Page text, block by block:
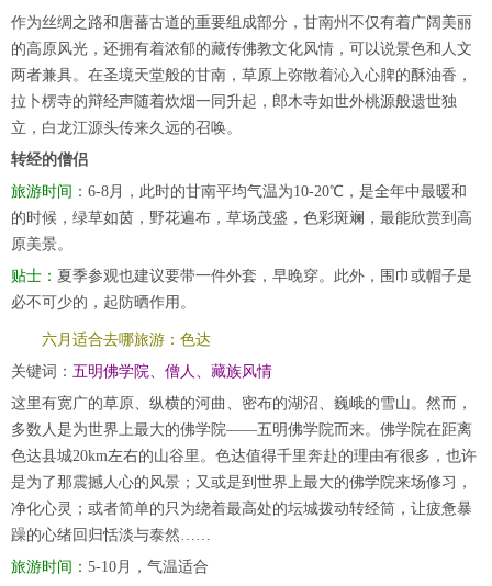
作为丝绸之路和唐蕃古道的重要组成部分，甘南州不仅有着广阔美丽
的高原风光，还拥有着浓郁的藏传佛教文化风情，可以说景色和人文
两者兼具。在圣境天堂般的甘南，草原上弥散着沁入心脾的酥油香，
拉卜楞寺的辩经声随着炊烟一同升起，郎木寺如世外桃源般遗世独
立，白龙江源头传来久远的召唤。
转经的僧侣
旅游时间： 6-8月，此时的甘南平均气温为10-20℃，是全年中最暖和
的时候，绿草如茵，野花遍布，草场茂盛，色彩斑斓，最能欣赏到高
原美景。
贴士： 夏季参观也建议要带一件外套，早晚穿。此外，围巾或帽子是
必不可少的，起防晒作用。
六月适合去哪旅游：色达
关键词： 五明佛学院、僧人、藏族风情
这里有宽广的草原、纵横的河曲、密布的湖沼、巍峨的雪山。然而，
多数人是为世界上最大的佛学院——五明佛学院而来。佛学院在距离
色达县城20km左右的山谷里。色达值得千里奔赴的理由有很多，也许
是为了那震撼人心的风景；又或是到世界上最大的佛学院来场修习，
净化心灵；或者简单的只为绕着最高处的坛城拨动转经筒，让疲惫暴
躁的心绪回归恬淡与泰然……
旅游时间： 5-10月，气温适合